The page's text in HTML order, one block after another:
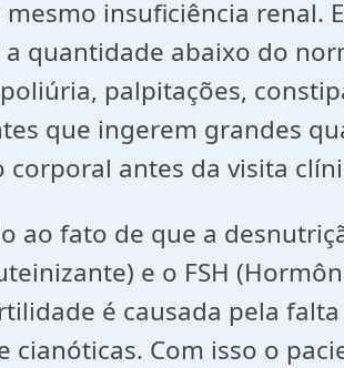
insuficiência renal.
quantidade abaixo do
palpitações,
que ingerem grandes
antes da visita
ao fato de que a
e o FSH
é causada pela
Com isso o